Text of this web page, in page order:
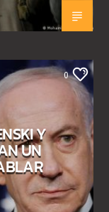
0
Y
UN